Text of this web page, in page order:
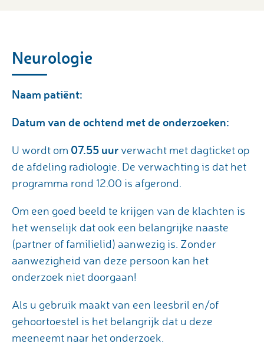
Neurologie
Naam patiënt:
Datum van de ochtend met de onderzoeken:
U wordt om 07.55 uurverwacht met dagticket op
de afdeling radiologie. De verwachting is dat het
programma rond 12.00 is afgerond.
Om een goed beeld te krijgen van de klachten is
het wenselijk dat ook een belangrijke naaste
(partner of familielid) aanwezig is. Zonder
aanwezigheid van deze persoon kan het
onderzoek niet doorgaan!
Als u gebruik maakt van een leesbril en/of
gehoortoestel is het belangrijk dat u deze
meeneemt naar het onderzoek.